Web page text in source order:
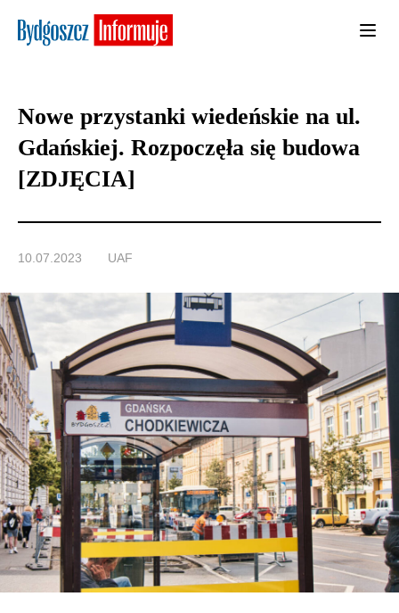
Nowe przystanki wiedeńskie na ul.
Gdańskiej. Rozpoczęła się budowa
[ZDJĘCIA]
10.07.2023 UAF